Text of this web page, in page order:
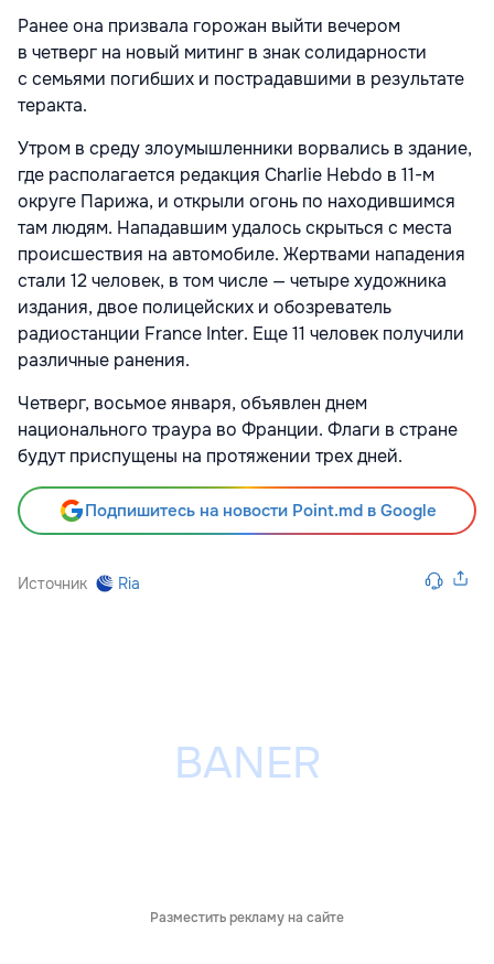
Ранее она призвала горожан выйти вечером
в четверг на новый митинг в знак солидарности
с семьями погибших и пострадавшими в результате
теракта.
Утром в среду злоумышленники ворвались в здание,
где располагается редакция Charlie Hebdo в 11-м
округе Парижа, и открыли огонь по находившимся
там людям. Нападавшим удалось скрыться с места
происшествия на автомобиле. Жертвами нападения
стали 12 человек, в том числе — четыре художника
издания, двое полицейских и обозреватель
радиостанции France Inter. Еще 11 человек получили
различные ранения.
Четверг, восьмое января, объявлен днем
национального траура во Франции. Флаги в стране
будут приспущены на протяжении трех дней.
Подпишитесь на новости Point.md в Google
Источник Ria
Разместить рекламу на сайте